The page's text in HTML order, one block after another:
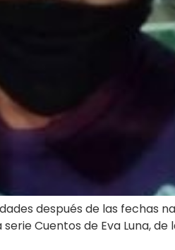
después de las fechas
Cuentos de Eva Luna,